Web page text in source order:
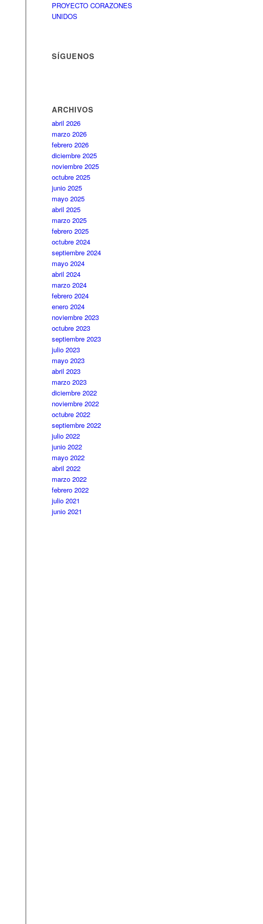
PROYECTO CORAZONES
UNIDOS
SÍGUENOS
ARCHIVOS
abril 2026
marzo 2026
febrero 2026
diciembre 2025
noviembre 2025
octubre 2025
junio 2025
mayo 2025
abril 2025
marzo 2025
febrero 2025
octubre 2024
septiembre 2024
mayo 2024
abril 2024
marzo 2024
febrero 2024
enero 2024
noviembre 2023
octubre 2023
septiembre 2023
julio 2023
mayo 2023
abril 2023
marzo 2023
diciembre 2022
noviembre 2022
octubre 2022
septiembre 2022
julio 2022
junio 2022
mayo 2022
abril 2022
marzo 2022
febrero 2022
julio 2021
junio 2021